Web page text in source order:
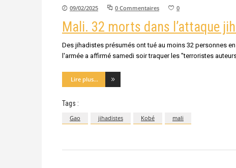
09/02/2025 0 Commentaires 0
Mali. 32 morts dans l’attaque
Des jihadistes présumés ont tué au moins 32 personnes
l'armée a affirmé samedi soir traquer les "terroristes
Lire plus...
Tags :
Gao jihadistes Kobé mali